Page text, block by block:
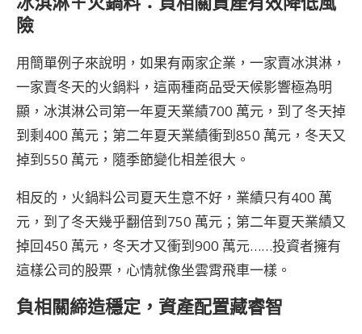
險
用簡單例子來說明，如果有兩家企業，一家賣冰淇淋，
一家賣冬天的火鍋料，這兩種商品受天候影響極為明
顯，冰淇淋公司第一年夏天業績700 萬元，到了冬天掉
到剩400 萬元；第二年夏天業績衝到850 萬元，冬天又
掉到550 萬元，隨季節變化相差很大。
相反的，火鍋料公司夏天生意不好，業績只有400 萬
元，到了冬天幾乎翻倍到750 萬元；第二年夏天業績又
掉回450 萬元，冬天才又衝到900 萬元……投資者擁有
這樣公司的股票，心情就像坐雲霄飛車一樣。
負相關締造穩定，資產配置藏睿智